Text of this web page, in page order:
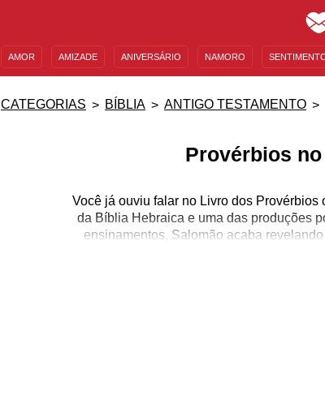
AMOR AMIZADE ANIVERSÁRIO NAMORO
CATEGORIAS BÍBLIA ANTIGO TESTAMENTO
Provérbios
Você já ouviu falar no Livro dos
da Bíblia Hebraica e uma das produções
ensinamentos, Salomão acaba
assim como em situações mais comuns e